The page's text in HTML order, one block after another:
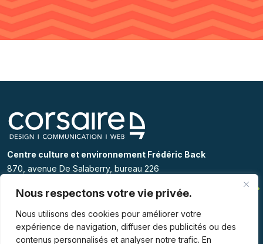
Nous respectons votre vie privée.
Nous utilisons des cookies pour améliorer votre
expérience de navigation, diffuser des publicités ou des
contenus personnalisés et analyser notre trafic. En
Centre culture et environnement Frédéric Back
870, avenue De Salaberry, bureau 226
418 525 7707
info@corsairedesign.com